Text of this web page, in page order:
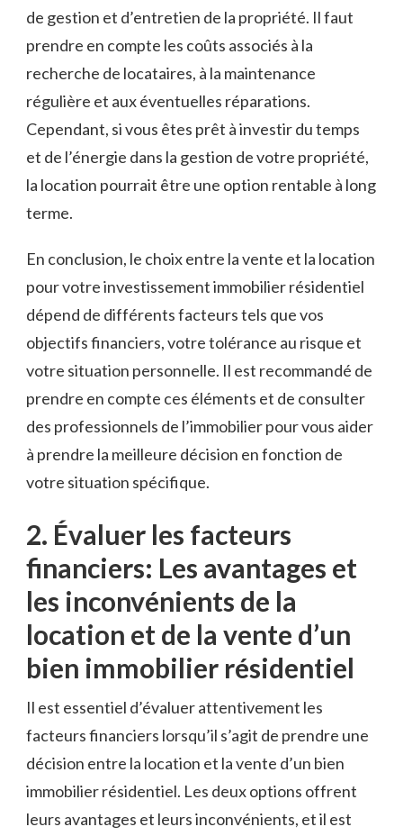
de gestion et d’entretien de la propriété. Il faut
prendre en compte ⁣les coûts associés à la
recherche⁣ de locataires, à la maintenance
régulière et aux éventuelles réparations. ​
Cependant, si vous êtes prêt à investir du temps
et de l’énergie dans la gestion⁤ de votre​ propriété,
la location pourrait ⁣être une option rentable​ à long
terme.
En conclusion, le choix ‍entre la vente et la location
pour votre investissement immobilier résidentiel
dépend de différents‍ facteurs tels que vos
objectifs financiers, votre tolérance au risque et
votre situation personnelle. Il est recommandé de
prendre en compte ces éléments et de consulter
des professionnels de l’immobilier‌ pour vous aider
à prendre la meilleure décision en fonction de
votre situation spécifique.
2. Évaluer ‍les facteurs
financiers: Les avantages et
les inconvénients de la
location et de la vente d’un
bien immobilier résidentiel
Il est essentiel d’évaluer attentivement les
⁣facteurs financiers lorsqu’il s’agit de⁣ prendre une
décision entre la location et la vente d’un bien
immobilier résidentiel. Les deux options offrent
leurs avantages et leurs inconvénients, ‌et il est